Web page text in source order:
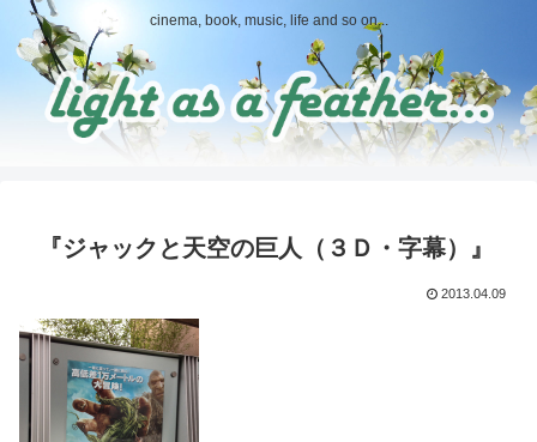
cinema, book, music, life and so on...
『ジャックと天空の巨人（３Ｄ・字幕）』
2013.04.09